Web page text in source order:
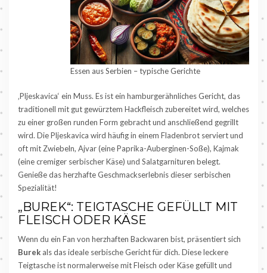
Essen aus Serbien – typische Gerichte
‚Pljeskavica‘ ein Muss. Es ist ein hamburgerähnliches Gericht, das
traditionell mit gut gewürztem Hackfleisch zubereitet wird, welches
zu einer großen runden Form gebracht und anschließend gegrillt
wird. Die Pljeskavica wird häufig in einem Fladenbrot serviert und
oft mit Zwiebeln, Ajvar (eine Paprika-Auberginen-Soße), Kajmak
(eine cremiger serbischer Käse) und Salatgarnituren belegt.
Genieße das herzhafte Geschmackserlebnis dieser serbischen
Spezialität!
„BUREK“: TEIGTASCHE GEFÜLLT MIT
FLEISCH ODER KÄSE
Wenn du ein Fan von herzhaften Backwaren bist, präsentiert sich
Burek als das ideale serbische Gericht für dich. Diese leckere
Teigtasche ist normalerweise mit Fleisch oder Käse gefüllt und